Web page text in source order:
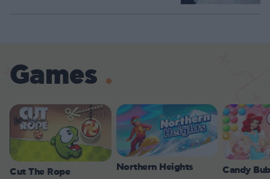
Games
Cut The Rope Northern Heights Candy